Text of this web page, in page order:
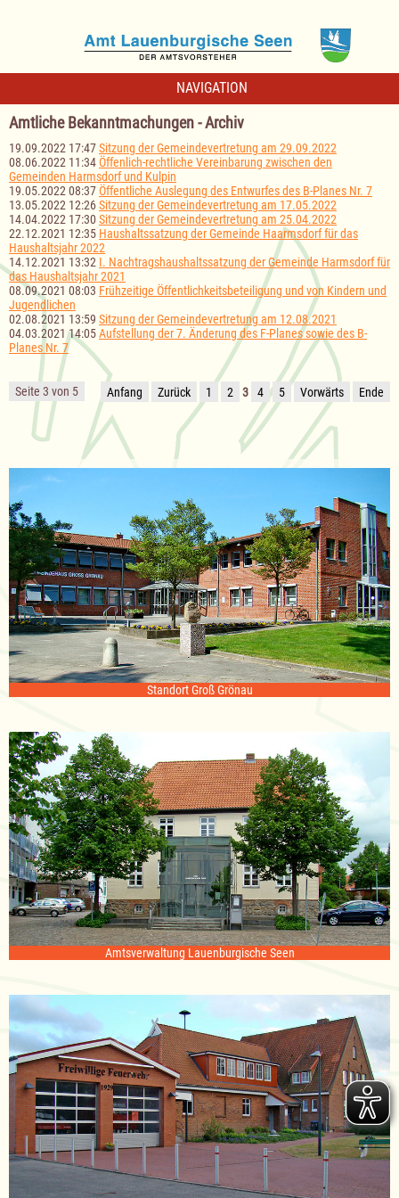
NAVIGATION
Amtliche Bekanntmachungen - Archiv
19.09.2022 17:47Sitzung der Gemeindevertretung am 29.09.2022
08.06.2022 11:34Öffenlich-rechtliche Vereinbarung zwischen den
Gemeinden Harmsdorf und Kulpin
19.05.2022 08:37Öffentliche Auslegung des Entwurfes des B-Planes Nr. 7
13.05.2022 12:26Sitzung der Gemeindevertretung am 17.05.2022
14.04.2022 17:30 Sitzung der Gemeindevertretung am 25.04.2022
22.12.2021 12:35 Haushaltssatzung der Gemeinde Haarmsdorf für das
Haushaltsjahr 2022
14.12.2021 13:32 I. Nachtragshaushaltssatzung der Gemeinde Harmsdorf für
das Haushaltsjahr 2021
08.09.2021 08:03 Frühzeitige Öffentlichkeitsbeteiligung und von Kindern und
Jugendlichen
02.08.2021 13:59 Sitzung der Gemeindevertretung am 12.08.2021
04.03.2021 14:05Aufstellung der 7. Änderung des F-Planes sowie des B-
Planes Nr. 7
Seite 3 von 5 Anfang Zurück 1 2 3 4 5 Vorwärts Ende
Standort Groß Grönau
Amtsverwaltung Lauenburgische Seen